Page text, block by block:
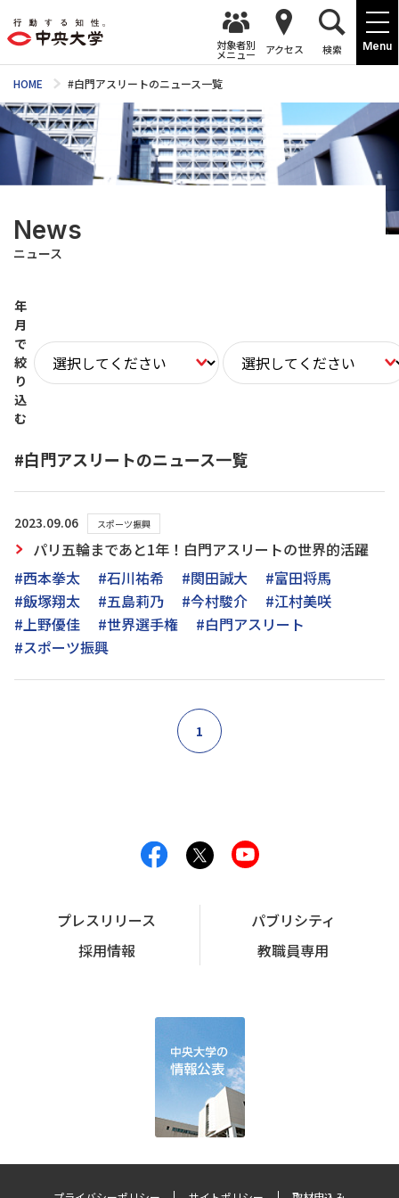
Menu
対象者別
メニュー アクセス 検索
HOME #白門アスリートのニュース一覧
News
ニュース
年
月
で
絞
り
込
む
#白門アスリートのニュース一覧
2023.09.06 スポーツ振興
パリ五輪まであと1年！白門アスリートの世界的活躍
#西本拳太
#石川祐希 #関田誠大
#富田将馬
#飯塚翔太
#五島莉乃 #今村駿介
#江村美咲
#上野優佳
#世界選手権
#白門アスリート
#スポーツ振興
1
プレスリリース
パブリシティ
採用情報
教職員専用